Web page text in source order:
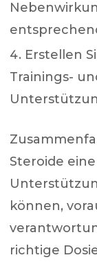
Erstellen
Trainings-
Steroide
können,
richtige